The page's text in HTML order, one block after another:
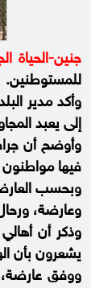
جنين-الحياة
للمستوطنين.
وأكد مدير
إلى يعبد
وأوضح أن
فيها مواطنون
وبحسب
وعارضة،
وذكر أن
يشعرون بأن
ووفق